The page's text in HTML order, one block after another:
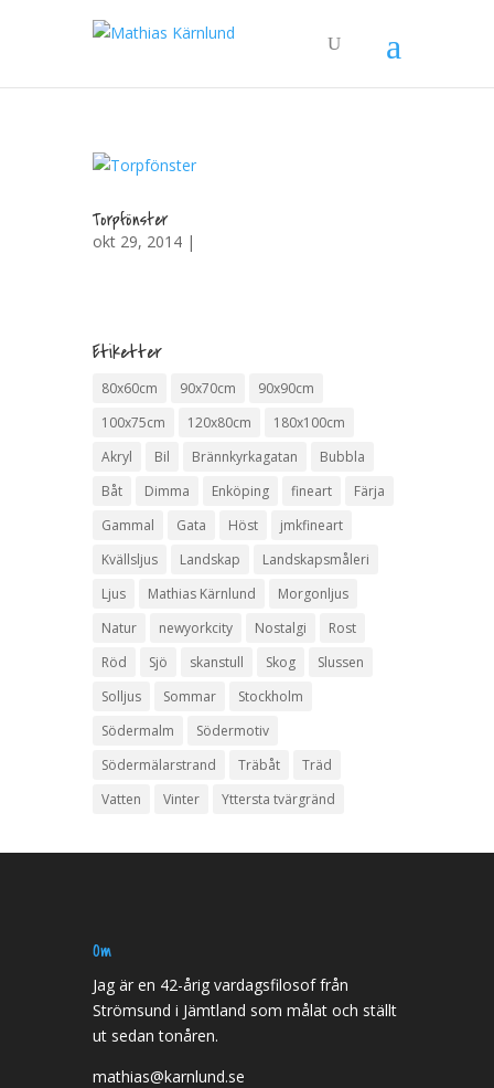
Torpfönster
okt 29, 2014 |
Etiketter
80x60cm 90x70cm
90x90cm
100x75cm
120x80cm
180x100cm
Akryl
Bil Brännkyrkagatan
Bubbla
Båt
Dimma Enköping fineart
Färja
Gammal
Gata Höst
jmkfineart
Kvällsljus
Landskap
Landskapsmåleri
Ljus
Mathias Kärnlund
Morgonljus
Natur
newyorkcity Nostalgi
Rost
Röd
Sjö skanstull Skog
Slussen
Solljus
Sommar
Stockholm
Södermalm
Södermotiv
Södermälarstrand
Träbåt
Träd
Vatten
Vinter Yttersta tvärgränd
Om
Jag är en 42-årig vardagsfilosof från
Strömsund i Jämtland som målat och ställt
ut sedan tonåren.
mathias@karnlund.se